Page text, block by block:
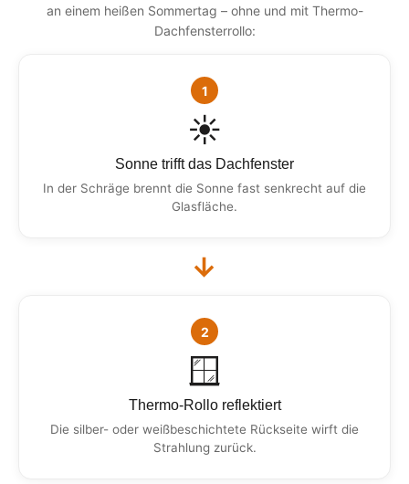
an einem heißen Sommertag – ohne und mit Thermo-
Dachfensterrollo:
1
☀️
Sonne trifft das Dachfenster
In der Schräge brennt die Sonne fast senkrecht auf die
Glasfläche.
→
2
🪟
Thermo-Rollo reflektiert
Die silber- oder weißbeschichtete Rückseite wirft die
Strahlung zurück.